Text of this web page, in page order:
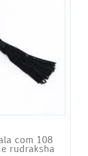
com 108
rudraksha